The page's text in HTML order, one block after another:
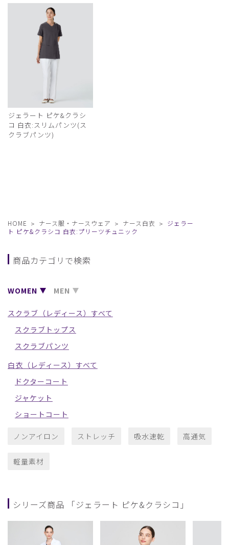
ジェラート ピケ&クラシ
コ 白衣:スリムパンツ(ス
クラブパンツ)
HOME ナース服・ナースウェア ナース白衣
ジェラー
ト ピケ&クラシコ 白衣:プリーツチュニック
商品カテゴリで検索
WOMEN MEN
スクラブ（レディース）すべて
スクラブトップス
スクラブパンツ
白衣（レディース）すべて
ドクターコート
ジャケット
ショートコート
ノンアイロン ストレッチ 吸水速乾 高通気
軽量素材
シリーズ商品 「ジェラート ピケ&クラシコ」